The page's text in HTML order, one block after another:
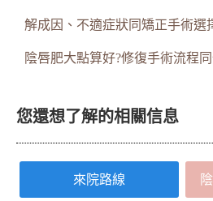
解成因、不適症狀同矯正手術選
陰唇肥大點算好?修復手術流程
您還想了解的相關信息
來院路線